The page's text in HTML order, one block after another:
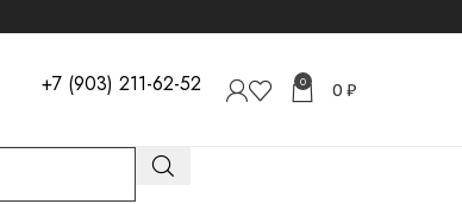
+7 (903) 211-62-52 0 0 ₽